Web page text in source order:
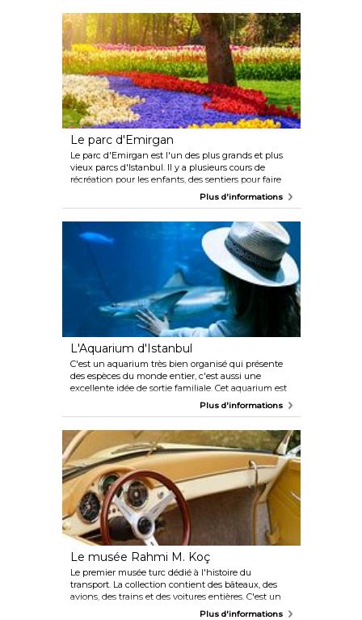
spectacles. C'est un endroit remarquable pour
profiter de spectacles de danses traditionnelles
comme la danse du ventre.
Le parc d'Emirgan
Le parc d'Emirgan est l'un des plus grands et plus
vieux parcs d'Istanbul. Il y a plusieurs cours de
récréation pour les enfants, des sentiers pour faire
de la randonnée ainsi que des tables de pique-
Plus d'informations
L'Aquarium d'Istanbul
C'est un aquarium très bien organisé qui présente
des espèces du monde entier, c'est aussi une
excellente idée de sortie familiale. Cet aquarium est
assez populaire car il possède environ 1 500 espèces,
trouverez un café à l'intérieur.
Plus d'informations
Le musée Rahmi M. Koç
Le premier musée turc dédié à l'histoire du
transport. La collection contient des bâteaux, des
avions, des trains et des voitures entières. C'est un
bel endroit à explorer pour apprendre de nouvelles
Plus d'informations